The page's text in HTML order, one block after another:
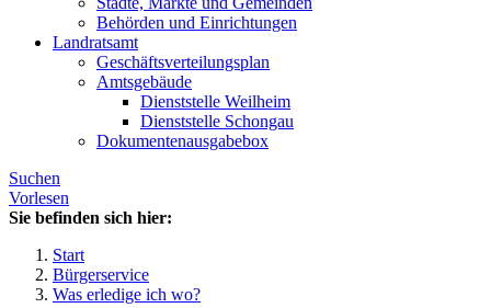
Behörden und Einrichtungen
Landratsamt
Geschäftsverteilungsplan
Amtsgebäude
Dienststelle Weilheim
Dienststelle Schongau
Dokumentenausgabebox
Suchen
Vorlesen
Sie befinden sich hier:
Start
Bürgerservice
Was erledige ich wo?